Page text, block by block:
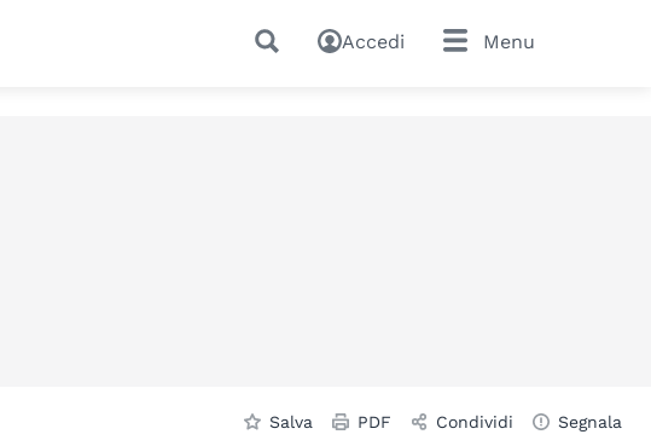
Accedi Menu
Salva PDF Condividi Segnala